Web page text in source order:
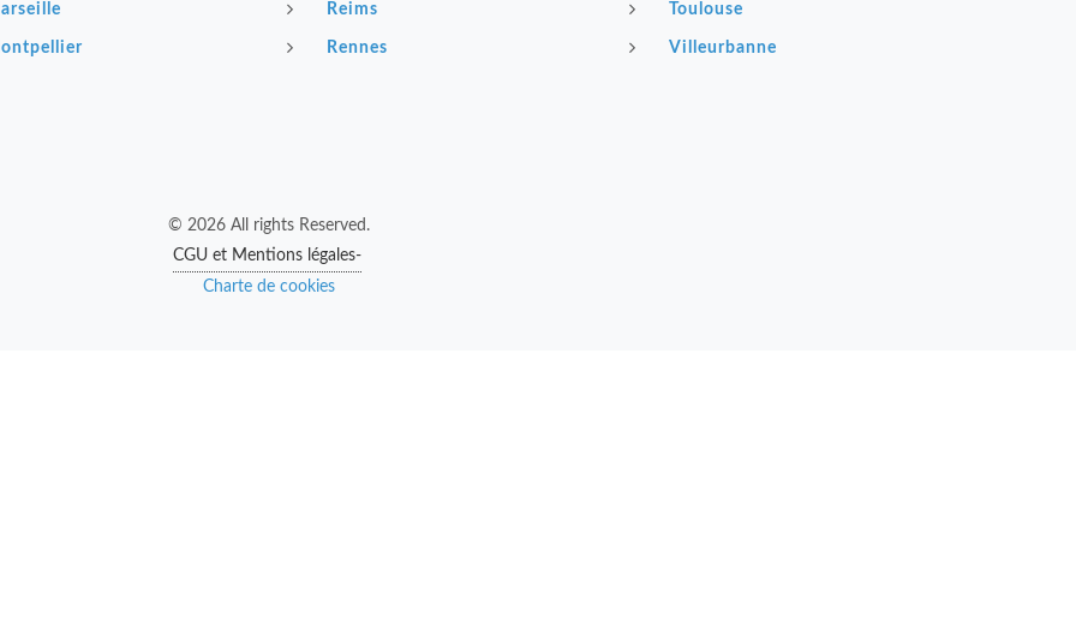
Reims
Rennes
Toulouse
Villeurbanne
© 2026 All rights Reserved.
CGU et Mentions légales-
Charte de cookies